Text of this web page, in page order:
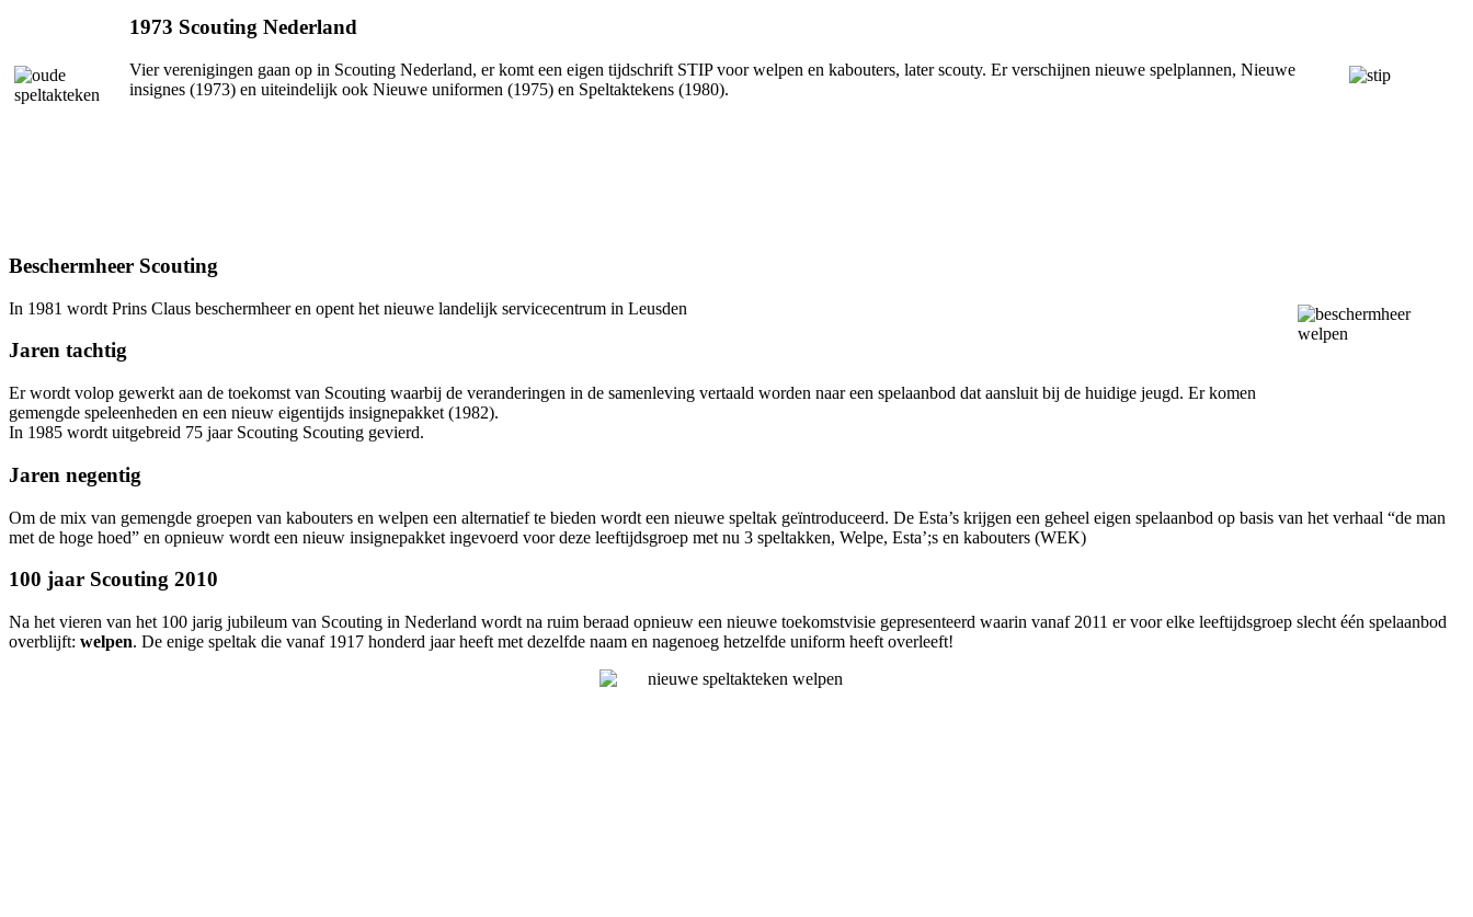
1973 Scouting Nederland
Vier verenigingen gaan op in Scouting Nederland, er komt een eigen tijdschrift STIP voor welpen en kabouters, later scouty. Er verschijnen nieuwe spelplannen, Nieuwe
insignes (1973) en uiteindelijk ook Nieuwe uniformen (1975) en Speltaktekens (1980).
Beschermheer Scouting
In 1981 wordt Prins Claus beschermheer en opent het nieuwe landelijk servicecentrum in Leusden
Jaren tachtig
Er wordt volop gewerkt aan de toekomst van Scouting waarbij de veranderingen in de samenleving vertaald worden naar een spelaanbod dat aansluit bij de huidige jeugd. Er komen
gemengde speleenheden en een nieuw eigentijds insignepakket (1982).
In 1985 wordt uitgebreid 75 jaar Scouting Scouting gevierd.
Jaren negentig
Om de mix van gemengde groepen van kabouters en welpen een alternatief te bieden wordt een nieuwe speltak geïntroduceerd. De Esta’s krijgen een geheel eigen spelaanbod op basis van het verhaal “de man
met de hoge hoed” en opnieuw wordt een nieuw insignepakket ingevoerd voor deze leeftijdsgroep met nu 3 speltakken, Welpe, Esta’;s en kabouters (WEK)
100 jaar Scouting 2010
Na het vieren van het 100 jarig jubileum van Scouting in Nederland wordt na ruim beraad opnieuw een nieuwe toekomstvisie gepresenteerd waarin vanaf 2011 er voor elke leeftijdsgroep slecht één spelaanbod
overblijft: welpen. De enige speltak die vanaf 1917 honderd jaar heeft met dezelfde naam en nagenoeg hetzelfde uniform heeft overleeft!